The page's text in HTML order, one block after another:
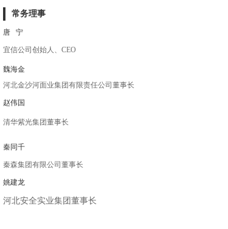
常务理事
唐 宁
宜信公司创始人、CEO
河北金沙河面业集团有限责任公司董事长
魏海金
赵伟国
清华紫光集团董事长
秦同千
秦森集团有限公司董事长
河北安全实业集团董事长
姚建龙